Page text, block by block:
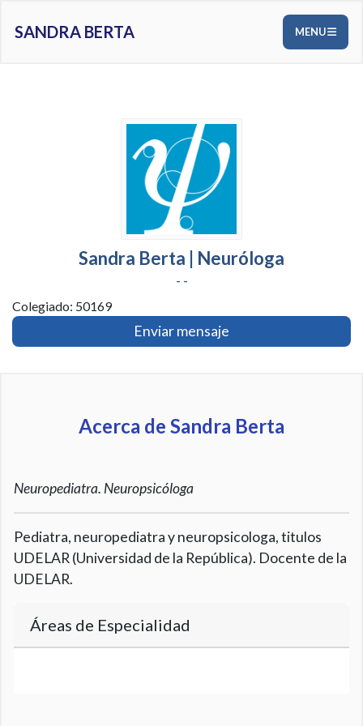
SANDRA BERTA MENU
Sandra Berta | Neuróloga
- -
Colegiado: 50169
Enviar mensaje
Acerca de Sandra Berta
Neuropediatra. Neuropsicóloga
Pediatra, neuropediatra y neuropsicologa, titulos
UDELAR (Universidad de la República). Docente de la
UDELAR.
Áreas de Especialidad